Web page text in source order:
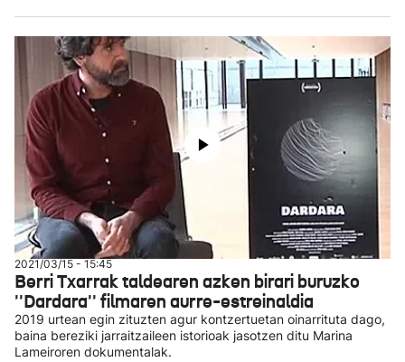
2021/03/15 - 15:45
Berri Txarrak taldearen azken birari buruzko
''Dardara'' filmaren aurre-estreinaldia
2019 urtean egin zituzten agur kontzertuetan oinarrituta dago,
baina bereziki jarraitzaileen istorioak jasotzen ditu Marina
Lameiroren dokumentalak.